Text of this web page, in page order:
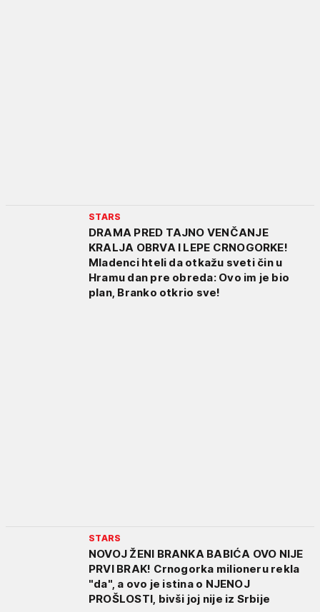
STARS
DRAMA PRED TAJNO VENČANJE
KRALJA OBRVA I LEPE CRNOGORKE!
Mladenci hteli da otkažu sveti čin u
Hramu dan pre obreda: Ovo im je bio
plan, Branko otkrio sve!
STARS
NOVOJ ŽENI BRANKA BABIĆA OVO NIJE
PRVI BRAK! Crnogorka milioneru rekla
"da", a ovo je istina o NJENOJ
PROŠLOSTI, bivši joj nije iz Srbije